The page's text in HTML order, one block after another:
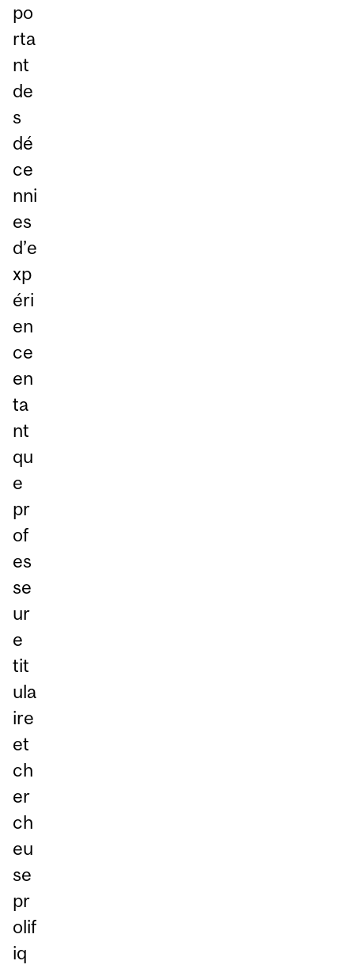
po
rta
nt
de
s
dé
ce
nni
es
d’e
xp
éri
en
ce
en
ta
nt
qu
e
pr
of
es
se
ur
e
tit
ula
ire
et
ch
er
ch
eu
se
pr
olif
iq